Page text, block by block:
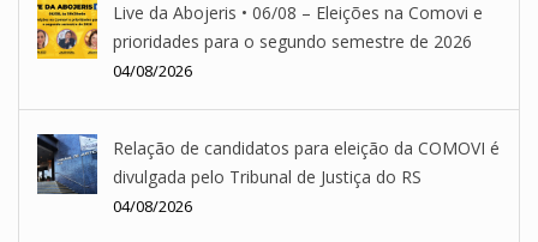
Live da Abojeris • 06/08 – Eleições na Comovi e
prioridades para o segundo semestre de 2026
04/08/2026
Relação de candidatos para eleição da COMOVI é
divulgada pelo Tribunal de Justiça do RS
04/08/2026